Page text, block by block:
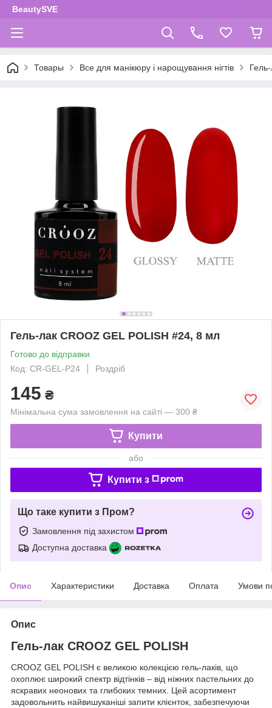
BeautySVE
Товары Все для манікюру і нарощування нігтів
Гель-лак CROOZ GEL POLISH #24, 8 мл
Готово до відправки
Код: CR-GEL-P24
Роздріб
145 ₴
Мінімальна сума замовлення на сайті — 300 ₴
Купити
або
Купити з
Що таке купити з Пром?
Замовлення під захистом
Доступна доставка
Опис Характеристики Доставка Оплата Умови
Опис
Гель-лак CROOZ GEL POLISH
CROOZ GEL POLISH є великою колекцією гель-лаків, що
охоплює широкий спектр відтінків – від ніжних пастельних до
яскравих неонових та глибоких темних. Цей асортимент
задовольнить найвишуканіші запити клієнток, забезпечуючи